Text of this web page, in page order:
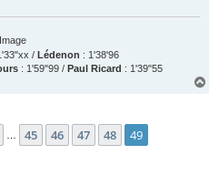
/ Lédenon : 1'38'96
: 1'59"99 / Paul Ricard : 1'39"55
sur 49
45 46 47 48 49